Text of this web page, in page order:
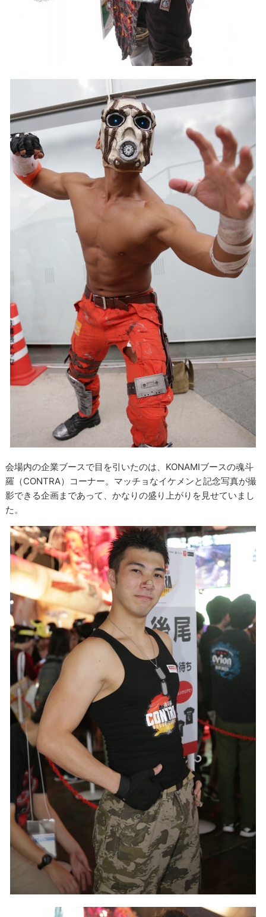
会場内の企業ブースで目を引いたのは、KONAMIブースの魂斗
羅（CONTRA）コーナー。マッチョなイケメンと記念写真が撮
影できる企画まであって、かなりの盛り上がりを見せていまし
た。